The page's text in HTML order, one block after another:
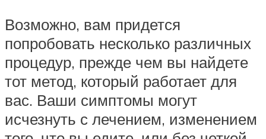
Возможно, вам придется
попробовать несколько различных
процедур, прежде чем вы найдете
тот метод, который работает для
вас. Ваши симптомы могут
исчезнуть с лечением, изменением